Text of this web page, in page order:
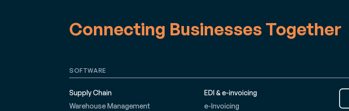
Connecting Businesses Together
SOFTWARE
Supply Chain
Warehouse Management
EDI & e-invoicing
e-Invoicing